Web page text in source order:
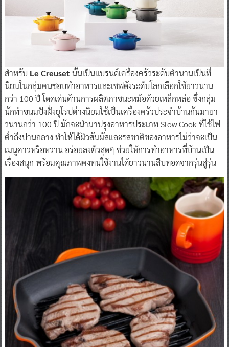
สำหรับ Le Creusetนั้นเป็นแบรนด์เครื่องครัวระดับตำนานเป็นที่
นิยมในกลุ่มคนชอบทำอาหารและเชฟดังระดับโลกเลือกใช้ยาวนาน
กว่า 100 ปี โดดเด่นด้านการผลิตภาชนะหม้อด้วยเหล็กหล่อ ซึ่งกลุ่ม
นักทำขนมปังฝั่งยุโรปต่างนิยมใช้เป็นเครื่องครัวประจำบ้านกันมายา
วนานกว่า 100 ปี มักจะนำมาปรุงอาหารประเภท Slow Cook ที่ใช้ไฟ
ต่ำถึงปานกลาง ทำให้ได้ผิวสัมผัสและรสชาติของอาหารไม่ว่าจะเป็น
เมนูคาวหรือหวาน อร่อยลงตัวสุดๆ ช่วยให้การทำอาหารที่บ้านเป็น
เรื่องสนุก พร้อมคุณภาพคงทนใช้งานได้ยาวนานสืบทอดจากรุ่นสู่รุ่น